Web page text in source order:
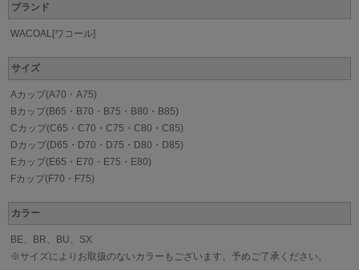
ブランド
WACOAL[ワコール]
サイズ
Aカップ(A70・A75)
Bカップ(B65・B70・B75・B80・B85)
Cカップ(C65・C70・C75・C80・C85)
Dカップ(D65・D70・D75・D80・D85)
Eカップ(E65・E70・E75・E80)
Fカップ(F70・F75)
カラー
BE、BR、BU、SX
※サイズによりお取扱のないカラーもございます。予めご了承ください。